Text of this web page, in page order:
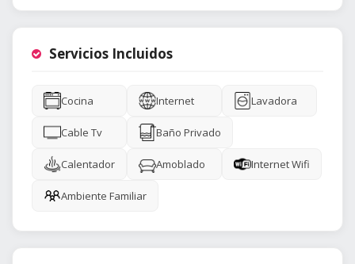
Servicios Incluidos
Cocina Internet Lavadora
Cable Tv Baño Privado
Calentador Amoblado Internet Wifi
Ambiente Familiar